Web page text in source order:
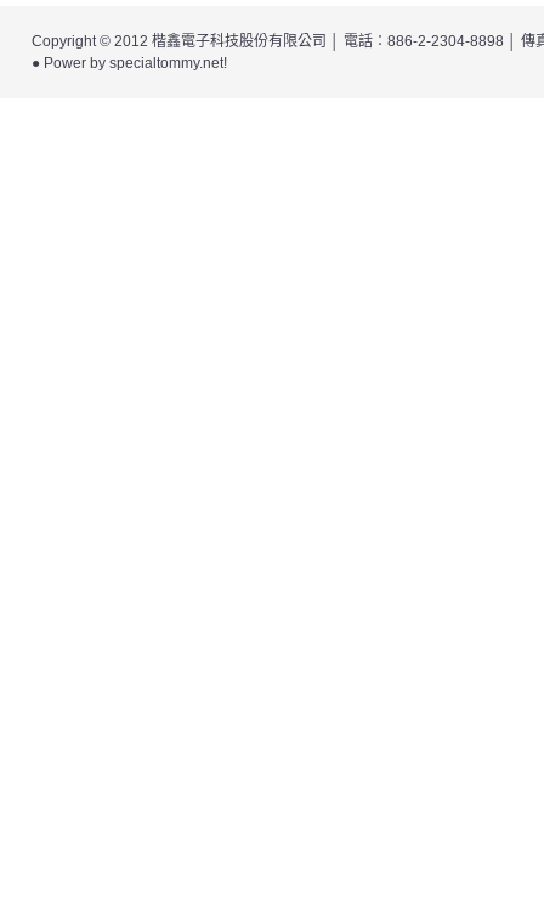
Copyright © 2012 楷鑫電子科技股份有限公司
│ 電話：886-2-2304-8898 │
● Power by specialtommy.net!